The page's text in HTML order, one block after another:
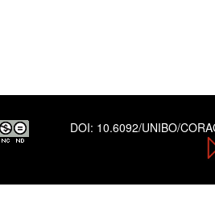
DOI: 10.6092/UNIBO/